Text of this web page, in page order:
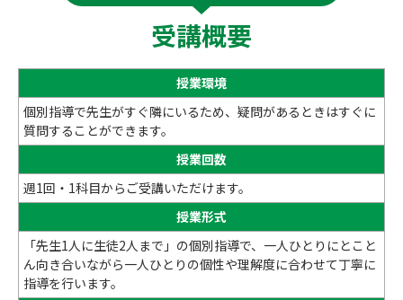
受講概要
授業環境
個別指導で先生がすぐ隣にいるため、疑問があるときはすぐに
質問することができます。
授業回数
週1回・1科目からご受講いただけます。
授業形式
「先生1人に生徒2人まで」の個別指導で、一人ひとりにとこと
ん向き合いながら一人ひとりの個性や理解度に合わせて丁寧に
指導を行います。